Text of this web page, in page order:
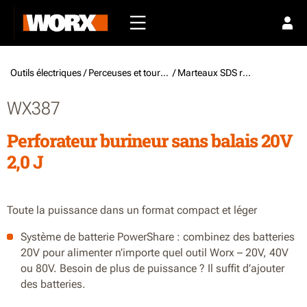
Outils électriques / Perceuses et tournevis / Marteaux SDS rotatifs à batterie
WX387
Perforateur burineur sans balais 20V
2,0 J
Toute la puissance dans un format compact et léger
Système de batterie PowerShare : combinez des batteries
20V pour alimenter n’importe quel outil Worx – 20V, 40V
ou 80V. Besoin de plus de puissance ? Il suffit d’ajouter
des batteries.